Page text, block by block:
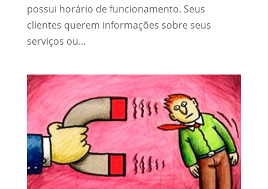
possui horário de funcionamento. Seus
clientes querem informações sobre seus
serviços ou...